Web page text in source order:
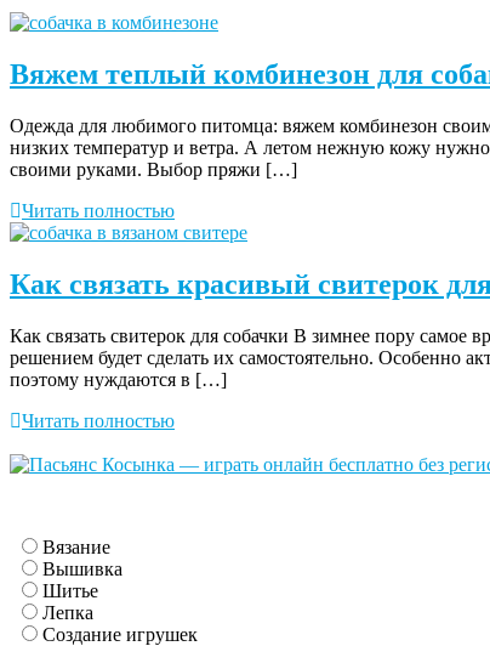
Вяжем теплый комбинезон для
Одежда для любимого питомца: вяжем комбинезон
низких температур и ветра. А летом нежную кожу
своими руками. Выбор пряжи […]
Читать полностью
Как связать красивый свитерок
Как связать свитерок для собачки В зимнее пору
решением будет сделать их самостоятельно. Особенно
поэтому нуждаются в […]
Читать полностью
Вязание
Вышивка
Шитье
Лепка
Создание игрушек